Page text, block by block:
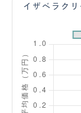
イザベラク